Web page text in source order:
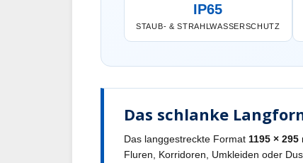
IP65
STAUB- & STRAHLWASSERSCHUTZ
Das schlanke
Das langgestreckte Format 1195 × 295
Fluren, Korridoren, Umkleiden oder